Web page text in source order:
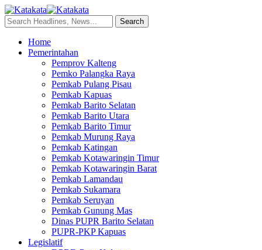
Home
Pemerintahan
Pemprov Kalteng
Pemko Palangka Raya
Pemkab Pulang Pisau
Pemkab Kapuas
Pemkab Barito Selatan
Pemkab Barito Utara
Pemkab Barito Timur
Pemkab Murung Raya
Pemkab Katingan
Pemkab Kotawaringin Timur
Pemkab Kotawaringin Barat
Pemkab Lamandau
Pemkab Sukamara
Pemkab Seruyan
Pemkab Gunung Mas
Dinas PUPR Barito Selatan
PUPR-PKP Kapuas
Legislatif